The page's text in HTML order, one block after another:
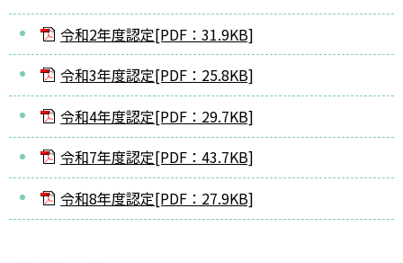
令和2年度認定[PDF：31.9KB]
令和3年度認定[PDF：25.8KB]
令和4年度認定[PDF：29.7KB]
令和7年度認定[PDF：43.7KB]
令和8年度認定[PDF：27.9KB]